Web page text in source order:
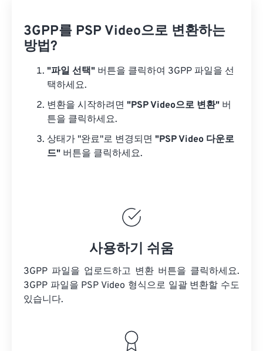
3GPP를 PSP Video으로 변환하는
방법?
"파일 선택" 버튼을 클릭하여 3GPP 파일을 선
택하세요.
변환을 시작하려면 "PSP Video으로 변환" 버
튼을 클릭하세요.
상태가 "완료"로 변경되면 "PSP Video 다운로
드" 버튼을 클릭하세요.
사용하기 쉬움
3GPP 파일을 업로드하고 변환 버튼을 클릭하세요.
3GPP 파일을 PSP Video 형식으로 일괄 변환할 수도
있습니다.